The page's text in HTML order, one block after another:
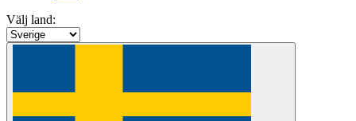
Välj land: